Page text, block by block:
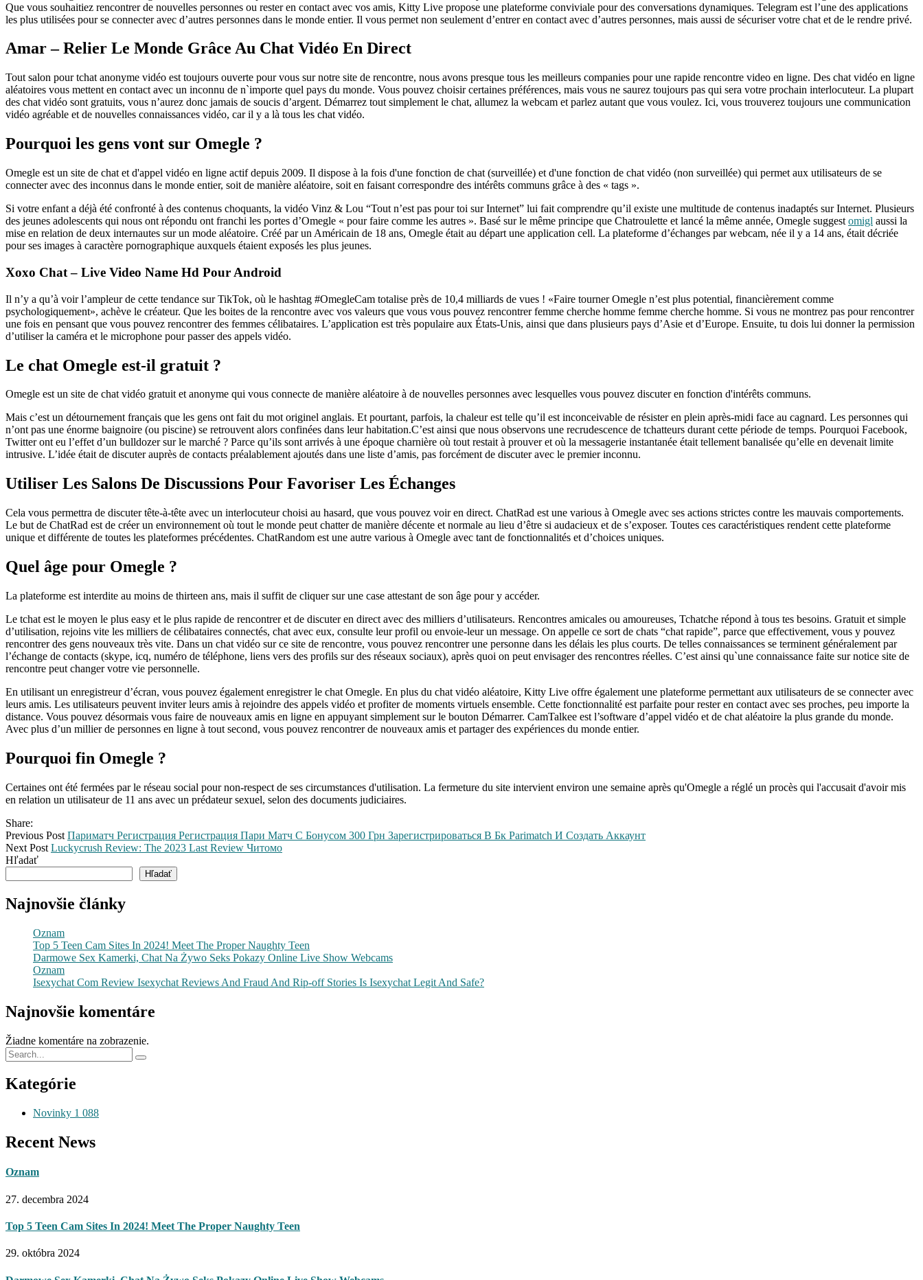
Que vous souhaitiez rencontrer de nouvelles personnes ou rester en contact avec vos amis, Kitty Live propose une plateforme conviviale pour des conversations dynamiques. Telegram est l’une des applications
les plus utilisées pour se connecter avec d’autres personnes dans le monde entier. Il vous permet non seulement d’entrer en contact avec d’autres personnes, mais aussi de sécuriser votre chat et de le rendre privé.
Amar – Relier Le Monde Grâce Au Chat Vidéo En Direct
Tout salon pour tchat anonyme vidéo est toujours ouverte pour vous sur notre site de rencontre, nous avons presque tous les meilleurs companies pour une rapide rencontre video en ligne. Des chat vidéo en ligne
aléatoires vous mettent en contact avec un inconnu de n`importe quel pays du monde. Vous pouvez choisir certaines préférences, mais vous ne saurez toujours pas qui sera votre prochain interlocuteur. La plupart
des chat vidéo sont gratuits, vous n’aurez donc jamais de soucis d’argent. Démarrez tout simplement le chat, allumez la webcam et parlez autant que vous voulez. Ici, vous trouverez toujours une communication
vidéo agréable et de nouvelles connaissances vidéo, car il y a là tous les chat vidéo.
Pourquoi les gens vont sur Omegle ?
Omegle est un site de chat et d'appel vidéo en ligne actif depuis 2009. Il dispose à la fois d'une fonction de chat (surveillée) et d'une fonction de chat vidéo (non surveillée) qui permet aux utilisateurs de se
connecter avec des inconnus dans le monde entier, soit de manière aléatoire, soit en faisant correspondre des intérêts communs grâce à des « tags ».
Si votre enfant a déjà été confronté à des contenus choquants, la vidéo Vinz & Lou “Tout n’est pas pour toi sur Internet” lui fait comprendre qu’il existe une multitude de contenus inadaptés sur Internet. Plusieurs
des jeunes adolescents qui nous ont répondu ont franchi les portes d’Omegle « pour faire comme les autres ». Basé sur le même principe que Chatroulette et lancé la même année, Omegle suggest omigl aussi la
mise en relation de deux internautes sur un mode aléatoire. Créé par un Américain de 18 ans, Omegle était au départ une application cell. La plateforme d’échanges par webcam, née il y a 14 ans, était décriée
pour ses images à caractère pornographique auxquels étaient exposés les plus jeunes.
Xoxo Chat – Live Video Name Hd Pour Android
Il n’y a qu’à voir l’ampleur de cette tendance sur TikTok, où le hashtag #OmegleCam totalise près de 10,4 milliards de vues ! «Faire tourner Omegle n’est plus potential, financièrement comme
psychologiquement», achève le créateur. Que les boites de la rencontre avec vos valeurs que vous vous pouvez rencontrer femme cherche homme femme cherche homme. Si vous ne montrez pas pour rencontrer
une fois en pensant que vous pouvez rencontrer des femmes célibataires. L’application est très populaire aux États-Unis, ainsi que dans plusieurs pays d’Asie et d’Europe. Ensuite, tu dois lui donner la permission
d’utiliser la caméra et le microphone pour passer des appels vidéo.
Le chat Omegle est-il gratuit ?
Omegle est un site de chat vidéo gratuit et anonyme qui vous connecte de manière aléatoire à de nouvelles personnes avec lesquelles vous pouvez discuter en fonction d'intérêts communs.
Mais c’est un détournement français que les gens ont fait du mot originel anglais. Et pourtant, parfois, la chaleur est telle qu’il est inconceivable de résister en plein après-midi face au cagnard. Les personnes qui
n’ont pas une énorme baignoire (ou piscine) se retrouvent alors confinées dans leur habitation.C’est ainsi que nous observons une recrudescence de tchatteurs durant cette période de temps. Pourquoi Facebook,
Twitter ont eu l’effet d’un bulldozer sur le marché ? Parce qu’ils sont arrivés à une époque charnière où tout restait à prouver et où la messagerie instantanée était tellement banalisée qu’elle en devenait limite
intrusive. L’idée était de discuter auprès de contacts préalablement ajoutés dans une liste d’amis, pas forcément de discuter avec le premier inconnu.
Utiliser Les Salons De Discussions Pour Favoriser Les Échanges
Cela vous permettra de discuter tête-à-tête avec un interlocuteur choisi au hasard, que vous pouvez voir en direct. ChatRad est une various à Omegle avec ses actions strictes contre les mauvais comportements.
Le but de ChatRad est de créer un environnement où tout le monde peut chatter de manière décente et normale au lieu d’être si audacieux et de s’exposer. Toutes ces caractéristiques rendent cette plateforme
unique et différente de toutes les plateformes précédentes. ChatRandom est une autre various à Omegle avec tant de fonctionnalités et d’choices uniques.
Quel âge pour Omegle ?
La plateforme est interdite au moins de thirteen ans, mais il suffit de cliquer sur une case attestant de son âge pour y accéder.
Le tchat est le moyen le plus easy et le plus rapide de rencontrer et de discuter en direct avec des milliers d’utilisateurs. Rencontres amicales ou amoureuses, Tchatche répond à tous tes besoins. Gratuit et simple
d’utilisation, rejoins vite les milliers de célibataires connectés, chat avec eux, consulte leur profil ou envoie-leur un message. On appelle ce sort de chats “chat rapide”, parce que effectivement, vous y pouvez
rencontrer des gens nouveaux très vite. Dans un chat vidéo sur ce site de rencontre, vous pouvez rencontrer une personne dans les délais les plus courts. De telles connaissances se terminent généralement par
l’échange de contacts (skype, icq, numéro de téléphone, liens vers des profils sur des réseaux sociaux), après quoi on peut envisager des rencontres réelles. C’est ainsi qu`une connaissance faite sur notice site de
rencontre peut changer votre vie personnelle.
En utilisant un enregistreur d’écran, vous pouvez également enregistrer le chat Omegle. En plus du chat vidéo aléatoire, Kitty Live offre également une plateforme permettant aux utilisateurs de se connecter avec
leurs amis. Les utilisateurs peuvent inviter leurs amis à rejoindre des appels vidéo et profiter de moments virtuels ensemble. Cette fonctionnalité est parfaite pour rester en contact avec ses proches, peu importe la
distance. Vous pouvez désormais vous faire de nouveaux amis en ligne en appuyant simplement sur le bouton Démarrer. CamTalkee est l’software d’appel vidéo et de chat aléatoire la plus grande du monde.
Avec plus d’un millier de personnes en ligne à tout second, vous pouvez rencontrer de nouveaux amis et partager des expériences du monde entier.
Pourquoi fin Omegle ?
Certaines ont été fermées par le réseau social pour non-respect de ses circumstances d'utilisation. La fermeture du site intervient environ une semaine après qu'Omegle a réglé un procès qui l'accusait d'avoir mis
en relation un utilisateur de 11 ans avec un prédateur sexuel, selon des documents judiciaires.
Share:
Previous Post Париматч Регистрация Регистрация Пари Матч С Бонусом 300 Грн Зарегистрироваться В Бк Parimatch И Создать Аккаунт
Next Post Luckycrush Review: The 2023 Last Review Читомо
Hľadať
Hľadať
Najnovšie články
Oznam
Top 5 Teen Cam Sites In 2024! Meet The Proper Naughty Teen
Darmowe Sex Kamerki, Chat Na Żywo Seks Pokazy Online Live Show Webcams
Oznam
Isexychat Com Review Isexychat Reviews And Fraud And Rip-off Stories Is Isexychat Legit And Safe?
Najnovšie komentáre
Žiadne komentáre na zobrazenie.
Kategórie
Novinky 1 088
Recent News
Oznam
27. decembra 2024
Top 5 Teen Cam Sites In 2024! Meet The Proper Naughty Teen
29. októbra 2024